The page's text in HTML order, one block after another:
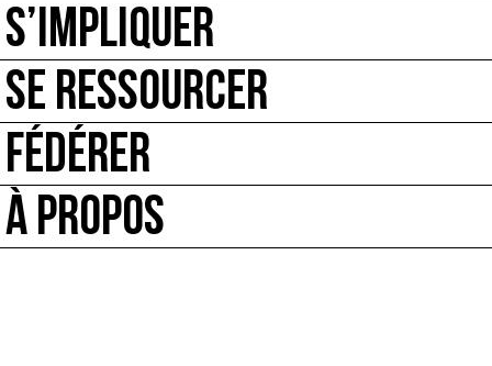
S’IMPLIQUER
SE RESSOURCER
FÉDÉRER
À PROPOS